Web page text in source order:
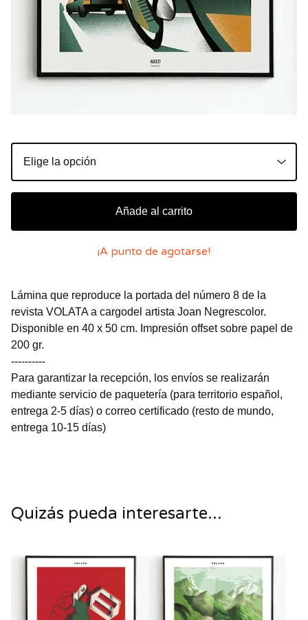
Añade al carrito
¡A punto de agotarse!
Lámina que reproduce la portada del número 8 de la
revista VOLATA a cargodel artista Joan Negrescolor.
Disponible en 40 x 50 cm. Impresión offset sobre papel de
200 gr.
----------
Para garantizar la recepción, los envíos se realizarán
mediante servicio de paquetería (para territorio español,
entrega 2-5 días) o correo certificado (resto de mundo,
entrega 10-15 días)
Quizás pueda interesarte...